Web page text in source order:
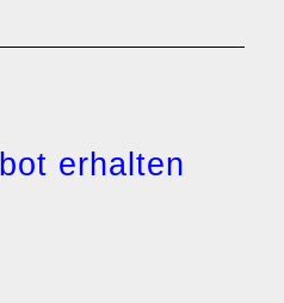
erhalten